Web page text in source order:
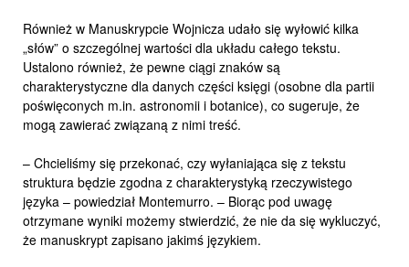
Również w Manuskrypcie Wojnicza udało się wyłowić kilka
„słów” o szczególnej wartości dla układu całego tekstu.
Ustalono również, że pewne ciągi znaków są
charakterystyczne dla danych części księgi (osobne dla partii
poświęconych m.in. astronomii i botanice), co sugeruje, że
mogą zawierać związaną z nimi treść.
– Chcieliśmy się przekonać, czy wyłaniająca się z tekstu
struktura będzie zgodna z charakterystyką rzeczywistego
języka – powiedział Montemurro. – Biorąc pod uwagę
otrzymane wyniki możemy stwierdzić, że nie da się wykluczyć,
że manuskrypt zapisano jakimś językiem.